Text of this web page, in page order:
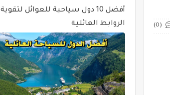
(0)
أفضل 10 دول سياحية للعوائل لتقوية
الروابط العائلية